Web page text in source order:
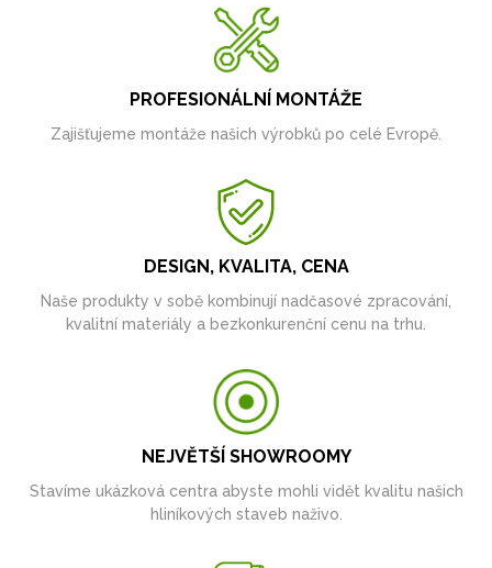
PROFESIONÁLNÍ MONTÁŽE
Zajišťujeme montáže našich výrobků po celé Evropě.
DESIGN, KVALITA, CENA
Naše produkty v sobě kombinují nadčasové zpracování,
kvalitní materiály a bezkonkurenční cenu na trhu.
NEJVĚTŠÍ SHOWROOMY
Stavíme ukázková centra abyste mohli vidět kvalitu našich
hliníkových staveb naživo.